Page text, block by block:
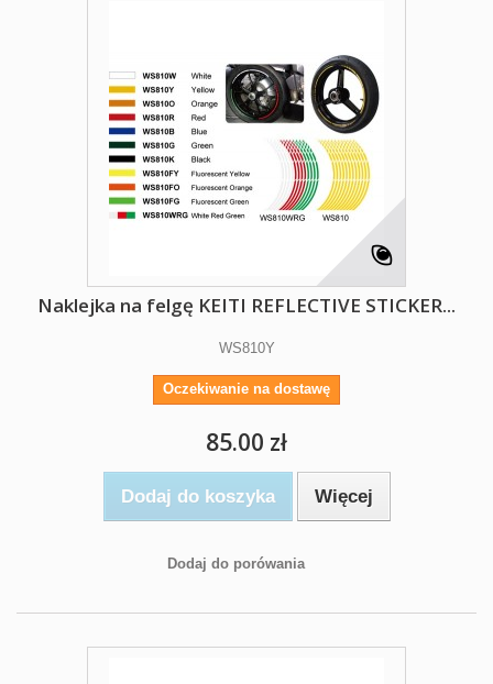
Naklejka na felgę KEITI REFLECTIVE STICKER...
WS810Y
Oczekiwanie na dostawę
85.00 zł
Dodaj do koszyka Więcej
Dodaj do porówania